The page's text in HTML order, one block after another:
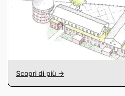
Scopri di più ->